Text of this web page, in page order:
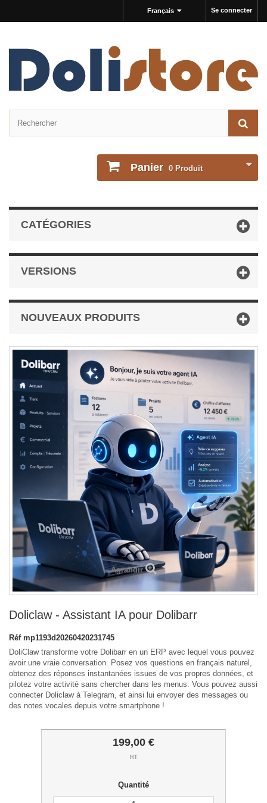
Se connecter
Français
Panier 0 Produit
CATÉGORIES
VERSIONS
NOUVEAUX PRODUITS
Agrandir
Doliclaw - Assistant IA pour Dolibarr
Réf mp1193d20260420231745
DoliClaw transforme votre Dolibarr en un ERP avec lequel vous pouvez
avoir une vraie conversation. Posez vos questions en français naturel,
obtenez des réponses instantanées issues de vos propres données, et
pilotez votre activité sans chercher dans les menus. Vous pouvez aussi
connecter Doliclaw à Telegram, et ainsi lui envoyer des messages ou
des notes vocales depuis votre smartphone !
199,00 €
HT
Quantité